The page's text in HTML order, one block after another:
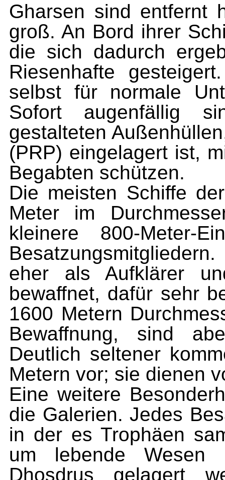
Gharsen sind entfernt
groß. An Bord ihrer
die sich dadurch
Riesenhafte
selbst für normale
Sofort augenfällig
gestalteten
(PRP) eingelagert ist,
Begabten schützen.
Die meisten Schiffe
Meter im
kleinere 800-Meter-
eher als Aufklärer
bewaffnet, dafür sehr
1600 Metern
Bewaffnung, sind
Deutlich seltener
Metern vor; sie dienen
Eine weitere
die Galerien. Jedes
in der es Trophäen
um lebende Wesen
Dhosdrus gelagert